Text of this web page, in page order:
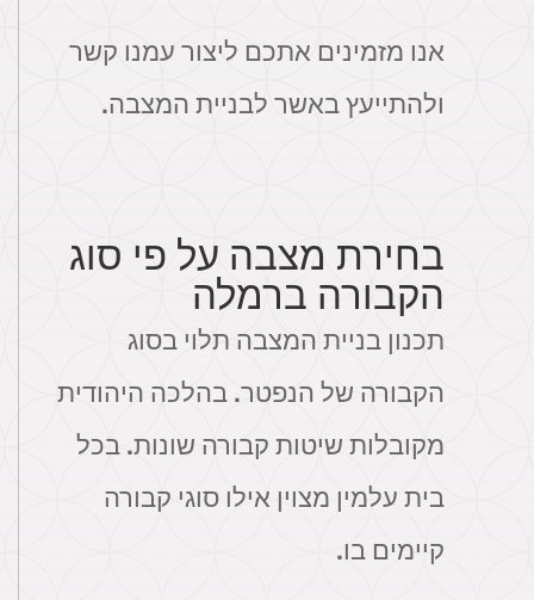
אנו מזמינים אתכם ליצור עמנו קשר
ולהתייעץ באשר לבניית המצבה.
בחירת מצבה על פי סוג
הקבורה ברמלה
תכנון בניית המצבה תלוי בסוג
הקבורה של הנפטר. בהלכה היהודית
מקובלות שיטות קבורה שונות. בכל
בית עלמין מצוין אילו סוגי קבורה
קיימים בו.